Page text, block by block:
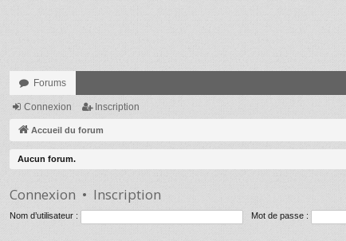
Forums
Connexion Inscription
Accueil du forum
Aucun forum.
Connexion • Inscription
Nom d’utilisateur : Mot de passe :